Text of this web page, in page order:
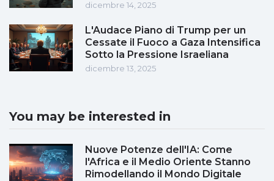
dicembre 14, 2025
L'Audace Piano di Trump per un
Cessate il Fuoco a Gaza Intensifica
Sotto la Pressione Israeliana
dicembre 13, 2025
You may be interested in
Nuove Potenze dell'IA: Come
l'Africa e il Medio Oriente Stanno
Rimodellando il Mondo Digitale